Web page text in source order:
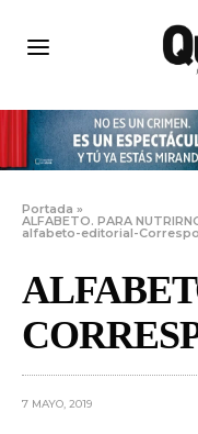
Portada »
ALFABETO. PARA
alfabeto-editorial-
7 MAYO, 2019